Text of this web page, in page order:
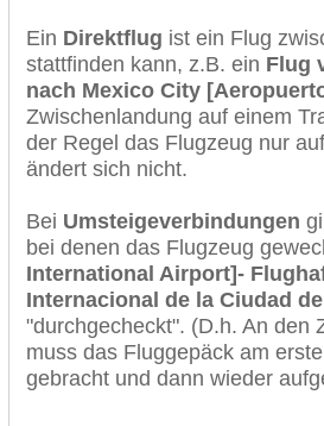
Ein Direktflug ist ein Flug
stattfinden kann, z.B. ein Flug
nach Mexico City
Zwischenlandung auf einem
der Regel das Flugzeug nur
ändert sich nicht.
Bei Umsteigeverbindungen
bei denen das Flugzeug
International Airport]-
Internacional de la Ciudad
"durchgecheckt". (D.h. An den
muss das Fluggepäck am
gebracht und dann wieder